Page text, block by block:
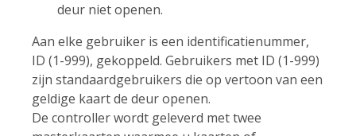
deur niet openen.
Aan elke gebruiker is een identificatienummer,
ID (1-999), gekoppeld. Gebruikers met ID (1-999)
zijn standaardgebruikers die op vertoon van een
geldige kaart de deur openen.
De controller wordt geleverd met twee